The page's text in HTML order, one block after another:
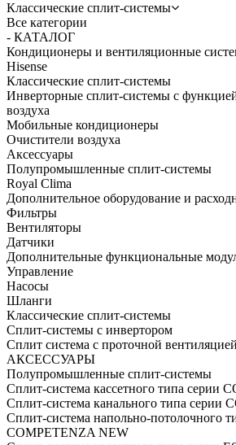
Классические сплит-системы
Все категории
- КАТАЛОГ
Кондиционеры и вентиляционные
Hisense
Классические сплит-системы
Инверторные сплит-системы с
воздуха
Мобильные кондиционеры
Очистители воздуха
Аксессуары
Полупромышленные сплит-системы
Royal Clima
Дополнительное оборудование и
Фильтры
Вентиляторы
Датчики
Дополнительные функциональные
Управление
Насосы
Шланги
Классические сплит-системы
Сплит-системы с инвертором
Сплит система с проточной вентиляцией
АКСЕССУАРЫ
Полупромышленные сплит-системы
Cплит-система кассетного типа серии
Cплит-система канального типа серии
Cплит-система напольно-потолочного
COMPETENZA NEW